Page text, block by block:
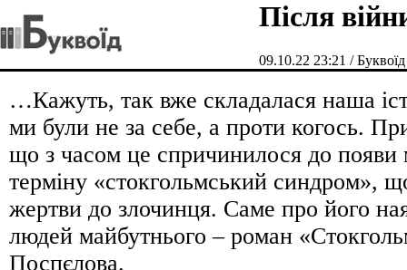
Після
09.10.22 23:21 / Буквоїд
…Кажуть, так вже складалася наша
ми були не за себе, а проти когось.
що з часом це спричинилося до появи
терміну «стокгольмський синдром»,
жертви до злочинця. Саме про його
людей майбутнього – роман
Поспєлова.